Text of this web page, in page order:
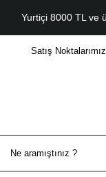
Yurtiçi 8000 TL ve
Satış Noktalarımız